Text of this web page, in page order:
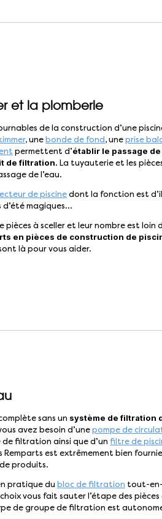
et la plomberie
de la construction d’une
, une bonde de fond , une prise
permettent d’établir le passage de
de filtration. La tuyauterie et les
de l’eau.
de piscine dont la fonction est
d’été magiques…
pièces à sceller et leur nombre est loin
en pièces de construction de
là pour vous aider.
sans un système de filtration
avez besoin d’une pompe de
filtration ainsi que d’un filtre de
est extrêmement bien
produits.
pratique du bloc de filtration tout-en-
vous fait sauter l’étape des pièces
de groupe de filtration est